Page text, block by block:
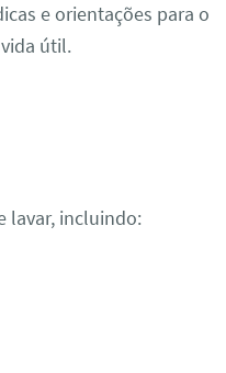
e orientações para o
útil.
lavar, incluindo: